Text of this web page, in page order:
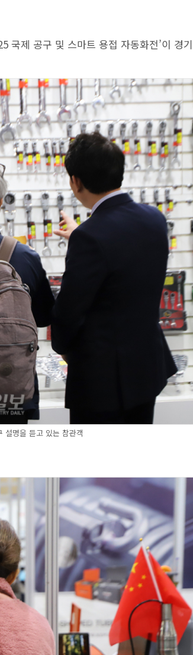
국제 공구 및 스마트 용접 자동화전’이 경
설명을 듣고 있는 참관객